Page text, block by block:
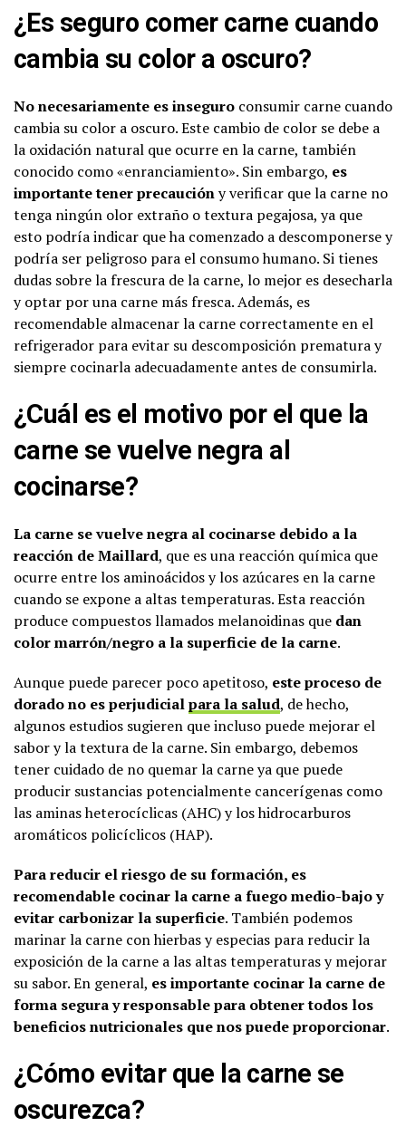
¿Es seguro comer carne cuando
cambia su color a oscuro?
No necesariamente es inseguro consumir carne cuando
cambia su color a oscuro. Este cambio de color se debe a
la oxidación natural que ocurre en la carne, también
conocido como «enranciamiento». Sin embargo, es
importante tener precaucióny verificar que la carne no
tenga ningún olor extraño o textura pegajosa, ya que
esto podría indicar que ha comenzado a descomponerse y
podría ser peligroso para el consumo humano. Si tienes
dudas sobre la frescura de la carne, lo mejor es desecharla
y optar por una carne más fresca. Además, es
recomendable almacenar la carne correctamente en el
refrigerador para evitar su descomposición prematura y
siempre cocinarla adecuadamente antes de consumirla.
¿Cuál es el motivo por el que la
carne se vuelve negra al
cocinarse?
La carne se vuelve negra al cocinarse debido a la
reacción de Maillard, que es una reacción química que
ocurre entre los aminoácidos y los azúcares en la carne
cuando se expone a altas temperaturas. Esta reacción
produce compuestos llamados melanoidinas que dan
color marrón/negro a la superficie de la carne.
Aunque puede parecer poco apetitoso, este proceso de
dorado no es perjudicialpara la salud, de hecho,
algunos estudios sugieren que incluso puede mejorar el
sabor y la textura de la carne. Sin embargo, debemos
tener cuidado de no quemar la carne ya que puede
producir sustancias potencialmente cancerígenas como
las aminas heterocíclicas (AHC) y los hidrocarburos
aromáticos policíclicos (HAP).
Para reducir el riesgo de su formación, es
recomendable cocinar la carne a fuego medio-bajo y
evitar carbonizar la superficie. También podemos
marinar la carne con hierbas y especias para reducir la
exposición de la carne a las altas temperaturas y mejorar
su sabor. En general, es importante cocinar la carne de
forma segura y responsable para obtener todos los
beneficios nutricionales que nos puede proporcionar.
¿Cómo evitar que la carne se
oscurezca?